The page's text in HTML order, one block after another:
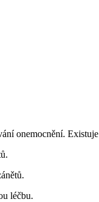
onemocnění.
léčbu.